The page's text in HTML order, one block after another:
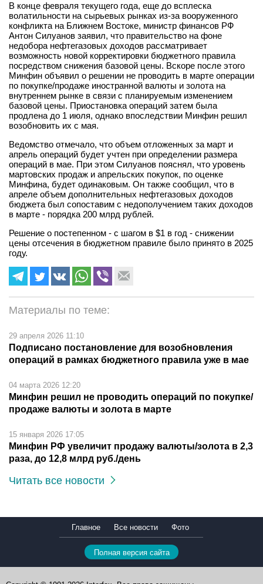
В конце февраля текущего года, еще до всплеска
волатильности на сырьевых рынках из-за вооруженного
конфликта на Ближнем Востоке, министр финансов РФ
Антон Силуанов заявил, что правительство на фоне
недобора нефтегазовых доходов рассматривает
возможность новой корректировки бюджетного правила
посредством снижения базовой цены. Вскоре после этого
Минфин объявил о решении не проводить в марте операции
по покупке/продаже иностранной валюты и золота на
внутреннем рынке в связи с планируемым изменением
базовой цены. Приостановка операций затем была
продлена до 1 июля, однако впоследствии Минфин решил
возобновить их с мая.
Ведомство отмечало, что объем отложенных за март и
апрель операций будет учтен при определении размера
операций в мае. При этом Силуанов пояснял, что уровень
мартовских продаж и апрельских покупок, по оценке
Минфина, будет одинаковым. Он также сообщил, что в
апреле объем дополнительных нефтегазовых доходов
бюджета был сопоставим с недополучением таких доходов
в марте - порядка 200 млрд рублей.
Решение о постепенном - с шагом в $1 в год - снижении
цены отсечения в бюджетном правиле было принято в 2025
году.
Материалы по теме:
29 апреля 2026 11:10
Подписано постановление для возобновления
операций в рамках бюджетного правила уже в мае
04 марта 2026 12:20
Минфин решил не проводить операций по покупке/
продаже валюты и золота в марте
15 января 2026 17:05
Минфин РФ увеличит продажу валюты/золота в 2,3
раза, до 12,8 млрд руб./день
Читать все новости
Главное Все новости Фото
Полная версия сайта